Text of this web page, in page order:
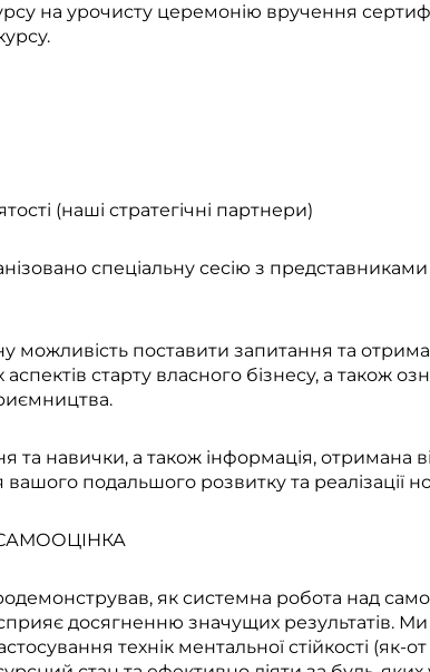
на урочисту церемонію вручення
(наші стратегічні партнери)
спеціальну сесію з
можливість поставити запитання та
аспектів старту власного бізнесу, а також
та навички, а також інформація, отримана
подальшого розвитку та реалізації
як системна робота над
досягненню значущих результатів.
технік ментальної стійкості (як-